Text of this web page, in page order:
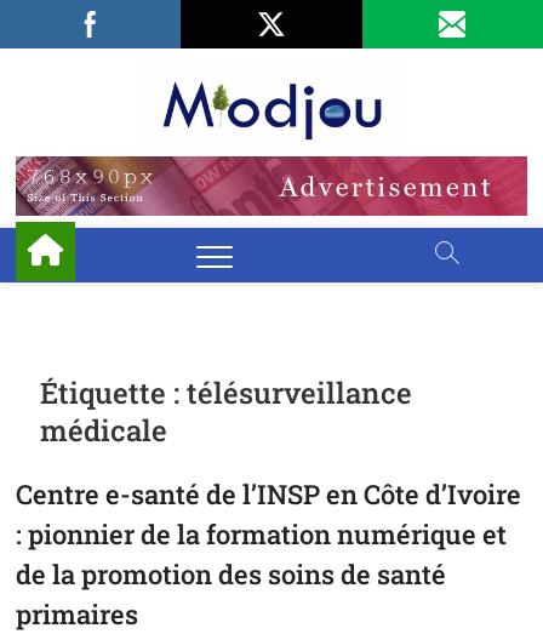
Facebook
LinkedIn
Étiquette :télésurveillance
médicale
Centre e-santé de l’INSP en Côte d’Ivoire
: pionnier de la formation numérique et
de la promotion des soins de santé
primaires